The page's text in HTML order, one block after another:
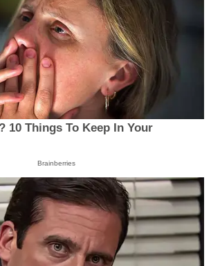
10 Things To Keep In Your
Brainberries